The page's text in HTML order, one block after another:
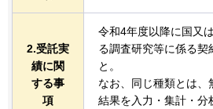
2.受託実
績に関
する事
項
令和4年度以降に国又
る調査研究等に係る
と。
なお、同じ種類とは
結果を入力・集計・分